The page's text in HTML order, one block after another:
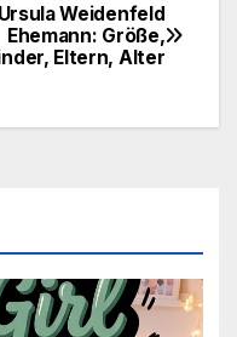
Ursula Weidenfeld
Ehemann: Größe,
Eltern, Alter